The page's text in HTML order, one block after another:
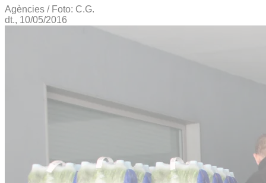
Agències / Foto: C.G.
dt., 10/05/2016